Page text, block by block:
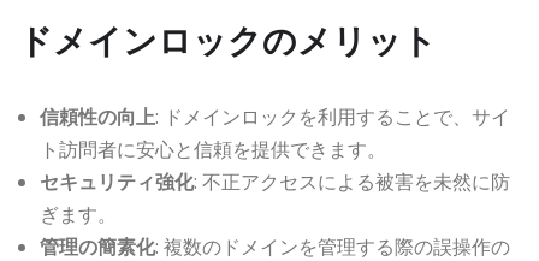
ドメインロックのメリット
信頼性の向上: ドメインロックを利用することで、サイ
ト訪問者に安心と信頼を提供できます。
セキュリティ強化: 不正アクセスによる被害を未然に防
ぎます。
管理の簡素化: 複数のドメインを管理する際の誤操作の